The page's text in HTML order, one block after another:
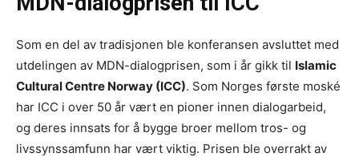
Som en del av tradisjonen ble konferansen avsluttet med
utdelingen av MDN-dialogprisen, som i år gikk til Islamic
Cultural Centre Norway (ICC). Som Norges første moské
har ICC i over 50 år vært en pioner innen dialogarbeid,
og deres innsats for å bygge broer mellom tros- og
livssynssamfunn har vært viktig. Prisen ble overrakt av